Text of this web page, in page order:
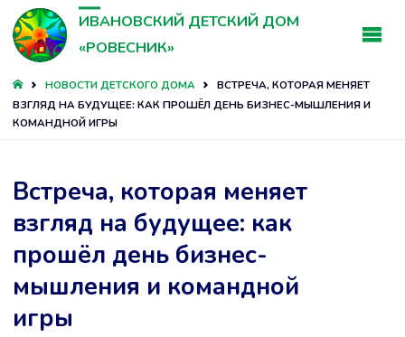
ИВАНОВСКИЙ ДЕТСКИЙ ДОМ
«РОВЕСНИК»
ГЛАВНАЯ
НОВОСТИ ДЕТСКОГО ДОМА
ВСТРЕЧА, КОТОРАЯ МЕНЯЕТ
ВЗГЛЯД НА БУДУЩЕЕ: КАК ПРОШЁЛ ДЕНЬ БИЗНЕС-МЫШЛЕНИЯ И
КОМАНДНОЙ ИГРЫ
Встреча, которая меняет
взгляд на будущее: как
прошёл день бизнес-
мышления и командной
игры